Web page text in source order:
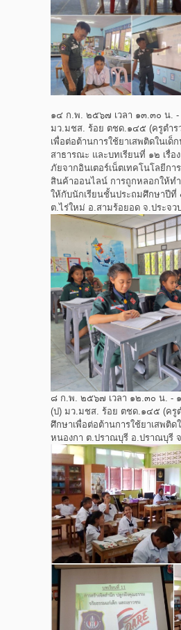
๑๔ ก.พ. ๒๕๖๗ เวลา ๑๓.๓๐ น. -
มว.มชส. ร้อย ตชด.๑๔๕ (ครูตำร
เพื่อต่อต้านการใช้ยาเสพติดในเด็
สาธารณะ และบทเรียนที่ ๑๒ เรื่อ
ภัยจากอินเตอร์เน็ตเทคโนโลยีก
สินค้าออนไลน์ การถูกหลอกให้ทำ
ให้กับนักเรียนชั้นประถมศึกษาปีที่
ต.ไร่ใหม่ อ.สามร้อยอด จ.ประจ
๘ ก.พ. ๒๕๖๗ เวลา ๑๒.๓๐ น. -
(ป) มว.มชส. ร้อย ตชด.๑๔๕ (ครูต
ศึกษาเพื่อต่อต้านการใช้ยาเสพติ
หนองกา ต.ปราณบุรี อ.ปราณบุรี